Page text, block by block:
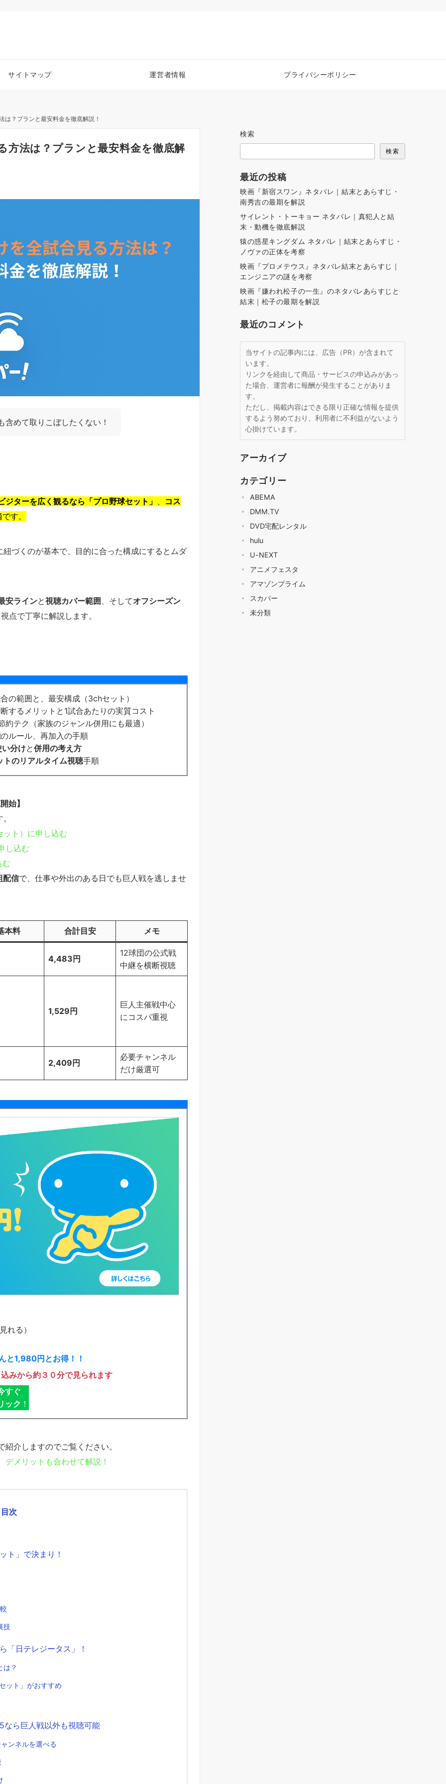
サイトマップ 運営者情報 プライバシーポリシー
は？プランと最安料金を徹底解説！
方法は？プランと最安料金を徹底解
めて取りこぼしたくない！
ジターを広く観るなら「プロ野球セット」
コス
す。
づくのが基本で、目的に合った構成にするとムダ
安ラインと視聴カバー範囲 、そしてオフシーズン
点で丁寧に解説します。
の範囲と、最安構成（3chセット）
するメリットと1試合あたりの実質コスト
テク（家族のジャンル併用にも最適）
のルール、再加入の手順
い分けと併用の考え方
トのリアルタイム視聴手順
始】
ト）に申し込む
し込む
む
配信で、仕事や外出のある日でも巨人戦を逃しませ
本料 合計目安 メモ
4,483円
12球団の公式戦
中継を横断視聴
1,529円
巨人主催戦中心
にコスパ重視
2,409円
必要チャンネル
だけ厳選可
れる）
と1,980円とお得！！
みから約３０分で見られます
すぐ
ック ！
介しますのでご覧ください。
メリットも合わせて解説！
目次
ト」で決まり！
技
「日テレジータス」！
は？
ット」がおすすめ
なら巨人戦以外も視聴可能
ンネルを選べる
検索
検索
最近の投稿
映画『新宿スワン』ネタバレ｜結末とあらすじ・
南秀吉の最期を解説
サイレント・トーキョー ネタバレ｜真犯人と結
末・動機を徹底解説
猿の惑星キングダム ネタバレ｜結末とあらすじ・
ノヴァの正体を考察
映画『プロメテウス』ネタバレ結末とあらすじ｜
エンジニアの謎を考察
映画『嫌われ松子の一生』のネタバレあらすじと
結末｜松子の最期を解説
最近のコメント
当サイトの記事内には、広告（PR）が含まれて
います。
リンクを経由して商品・サービスの申込みがあっ
た場合、運営者に報酬が発生することがありま
す。
ただし、掲載内容はできる限り正確な情報を提供
するよう努めており、利用者に不利益がないよう
心掛けています。
アーカイブ
カテゴリー
ABEMA
DMM.TV
DVD宅配レンタル
hulu
U-NEXT
アニメフェスタ
アマゾンプライム
スカパー
未分類